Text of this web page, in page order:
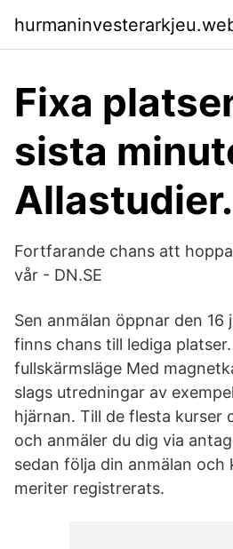
Fixa
sista
Fortfarande chans att
vår - DN.SE
Sen anmälan öppnar den 16
finns chans till lediga platser.
fullskärmsläge Med
slags utredningar av
hjärnan. Till de flesta kurser
och anmäler du dig via
sedan följa din anmälan
meriter registrerats.